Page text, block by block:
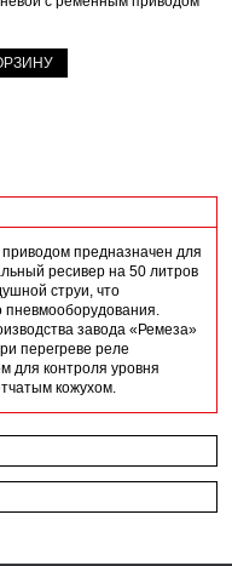
предназначен для
ресивер на 50 литров
струи, что
завода «Ремеза»
перегреве реле
для контроля уровня
кожухом.